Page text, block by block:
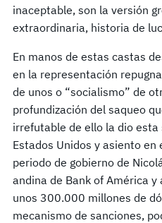
inaceptable, son la versión
extraordinaria, historia de
En manos de estas castas
en la representación
de unos o “socialismo” de
profundización del saqueo
irrefutable de ello la dio
Estados Unidos y asiento
periodo de gobierno de
andina de Bank of América
unos 300.000 millones de
mecanismo de sanciones,